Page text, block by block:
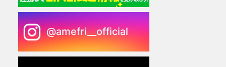
@amefri__official